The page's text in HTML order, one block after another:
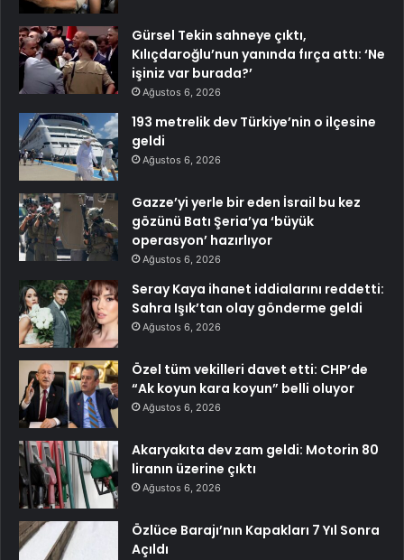
Gürsel Tekin sahneye çıktı,
Kılıçdaroğlu’nun yanında fırça attı: ‘Ne
işiniz var burada?’
Ağustos 6, 2026
193 metrelik dev Türkiye’nin o ilçesine
geldi
Ağustos 6, 2026
Gazze’yi yerle bir eden İsrail bu kez
gözünü Batı Şeria’ya ‘büyük
operasyon’ hazırlıyor
Ağustos 6, 2026
Seray Kaya ihanet iddialarını reddetti:
Sahra Işık’tan olay gönderme geldi
Ağustos 6, 2026
Özel tüm vekilleri davet etti: CHP’de
“Ak koyun kara koyun” belli oluyor
Ağustos 6, 2026
Akaryakıta dev zam geldi: Motorin 80
liranın üzerine çıktı
Ağustos 6, 2026
Özlüce Barajı’nın Kapakları 7 Yıl Sonra
Açıldı